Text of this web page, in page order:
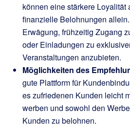
können eine stärkere Loyalität
finanzielle Belohnungen
Erwägung, frühzeitig Zugang
oder Einladungen zu
Veranstaltungen anzubieten.
Möglichkeiten des
gute Plattform für
es zufriedenen Kunden leicht
werben und sowohl den
Kunden zu belohnen.